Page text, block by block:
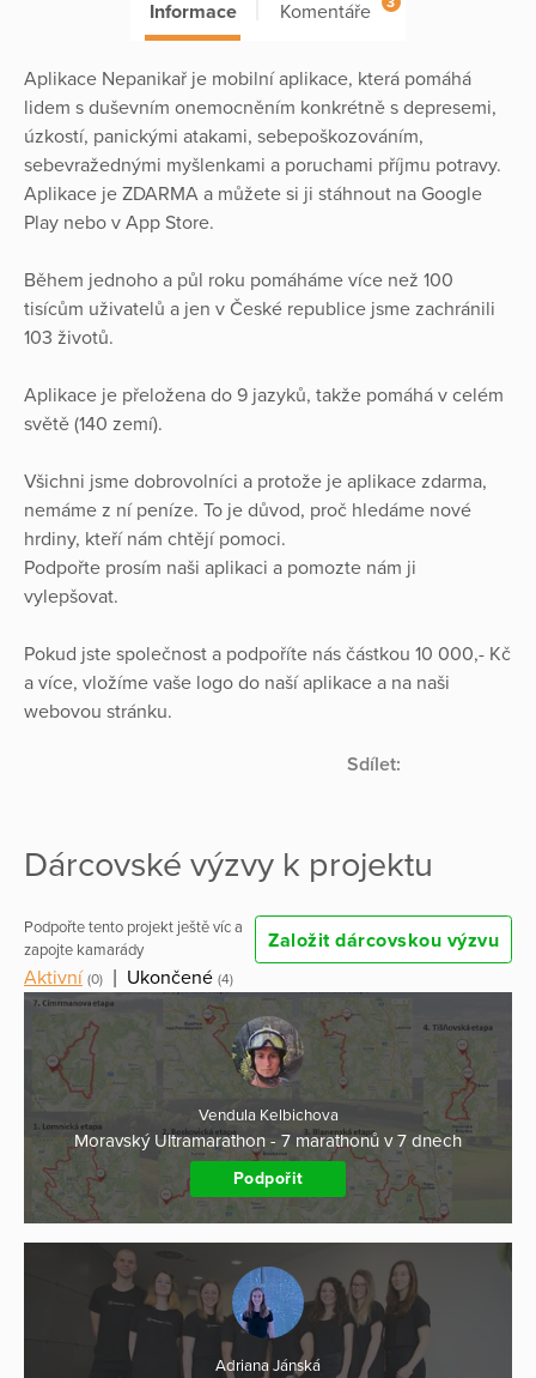
Informace Komentáře
Aplikace Nepanikař je mobilní aplikace, která pomáhá
lidem s duševním onemocněním konkrétně s depresemi,
úzkostí, panickými atakami, sebepoškozováním,
sebevražednými myšlenkami a poruchami příjmu potravy.
Aplikace je ZDARMA a můžete si ji stáhnout na Google
Play nebo v App Store.
Během jednoho a půl roku pomáháme více než 100
tisícům uživatelů a jen v České republice jsme zachránili
103 životů.
Aplikace je přeložena do 9 jazyků, takže pomáhá v celém
světě (140 zemí).
Všichni jsme dobrovolníci a protože je aplikace zdarma,
nemáme z ní peníze. To je důvod, proč hledáme nové
hrdiny, kteří nám chtějí pomoci.
Podpořte prosím naši aplikaci a pomozte nám ji
vylepšovat.
Pokud jste společnost a podpoříte nás částkou 10 000,- Kč
a více, vložíme vaše logo do naší aplikace a na naši
webovou stránku.
Sdílet:
Dárcovské výzvy k projektu
Podpořte tento projekt ještě víc a
zapojte kamarády
Založit dárcovskou výzvu
Aktivní (0) Ukončené (4)
Vendula Kelbichova
Moravský Ultramarathon - 7 marathonů v 7 dnech
Podpořit
Adriana Jánská